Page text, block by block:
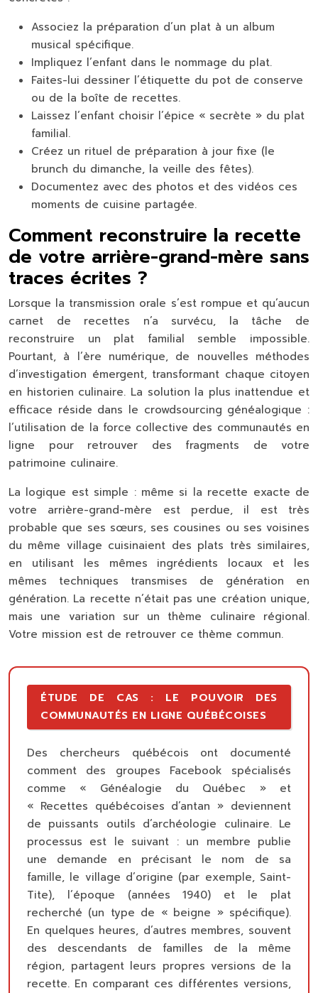
Associez la préparation d’un plat à un album
musical spécifique.
Impliquez l’enfant dans le nommage du plat.
Faites-lui dessiner l’étiquette du pot de conserve
ou de la boîte de recettes.
Laissez l’enfant choisir l’épice « secrète » du plat
familial.
Créez un rituel de préparation à jour fixe (le
brunch du dimanche, la veille des fêtes).
Documentez avec des photos et des vidéos ces
moments de cuisine partagée.
Comment reconstruire la recette
de votre arrière-grand-mère sans
traces écrites ?
Lorsque la transmission orale s’est rompue et qu’aucun
carnet de recettes n’a survécu, la tâche de
reconstruire un plat familial semble impossible.
Pourtant, à l’ère numérique, de nouvelles méthodes
d’investigation émergent, transformant chaque citoyen
en historien culinaire. La solution la plus inattendue et
efficace réside dans le crowdsourcing généalogique :
l’utilisation de la force collective des communautés en
ligne pour retrouver des fragments de votre
patrimoine culinaire.
La logique est simple : même si la recette exacte de
votre arrière-grand-mère est perdue, il est très
probable que ses sœurs, ses cousines ou ses voisines
du même village cuisinaient des plats très similaires,
en utilisant les mêmes ingrédients locaux et les
mêmes techniques transmises de génération en
génération. La recette n’était pas une création unique,
mais une variation sur un thème culinaire régional.
Votre mission est de retrouver ce thème commun.
ÉTUDE DE CAS : LE POUVOIR DES
COMMUNAUTÉS EN LIGNE QUÉBÉCOISES
Des chercheurs québécois ont documenté
comment des groupes Facebook spécialisés
comme « Généalogie du Québec » et
« Recettes québécoises d’antan » deviennent
de puissants outils d’archéologie culinaire. Le
processus est le suivant : un membre publie
une demande en précisant le nom de sa
famille, le village d’origine (par exemple, Saint-
Tite), l’époque (années 1940) et le plat
recherché (un type de « beigne » spécifique).
En quelques heures, d’autres membres, souvent
des descendants de familles de la même
région, partagent leurs propres versions de la
recette. En comparant ces différentes versions,